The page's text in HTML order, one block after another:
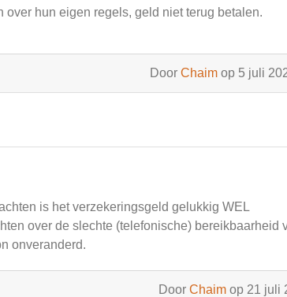
hun eigen regels, geld niet terug betalen.
Door Chaim op 5 juli
is het verzekeringsgeld gelukkig WEL
over de slechte (telefonische) bereikbaarheid
onveranderd.
Door Chaim op 21 juli